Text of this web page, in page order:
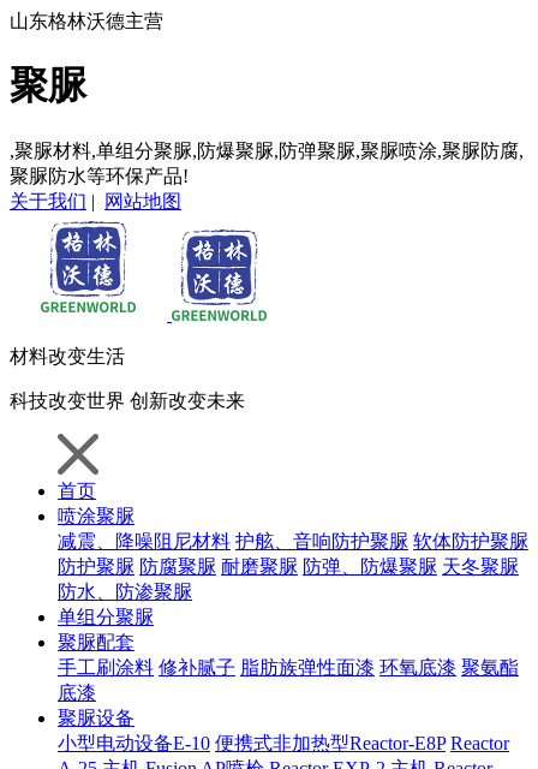
山东格林沃德主营
聚脲
,聚脲材料,单组分聚脲,防爆聚脲,防弹聚脲,聚脲喷涂,聚脲防腐,
聚脲防水等环保产品!
关于我们 | 网站地图
材料改变生活
科技改变世界 创新改变未来
首页
喷涂聚脲
减震、降噪阻尼材料 护舷、音响防护聚脲 软体防护聚脲
防护聚脲 防腐聚脲 耐磨聚脲 防弹、防爆聚脲 天冬聚脲
防水、防渗聚脲
单组分聚脲
聚脲配套
手工刷涂料 修补腻子 脂肪族弹性面漆 环氧底漆 聚氨酯
底漆
聚脲设备
小型电动设备E-10 便携式非加热型Reactor-E8P Reactor